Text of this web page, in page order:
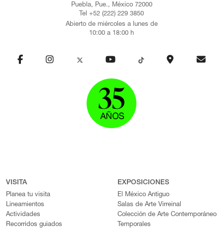
Puebla, Pue., México 72000
Tel +52 (222) 229 3850
Abierto de miércoles a lunes de
10:00 a 18:00 h
VISITA
Planea tu visita
Lineamientos
Actividades
Recorridos guiados
EXPOSICIONES
El México Antiguo
Salas de Arte Virreinal
Colección de Arte Contemporáneo
Temporales